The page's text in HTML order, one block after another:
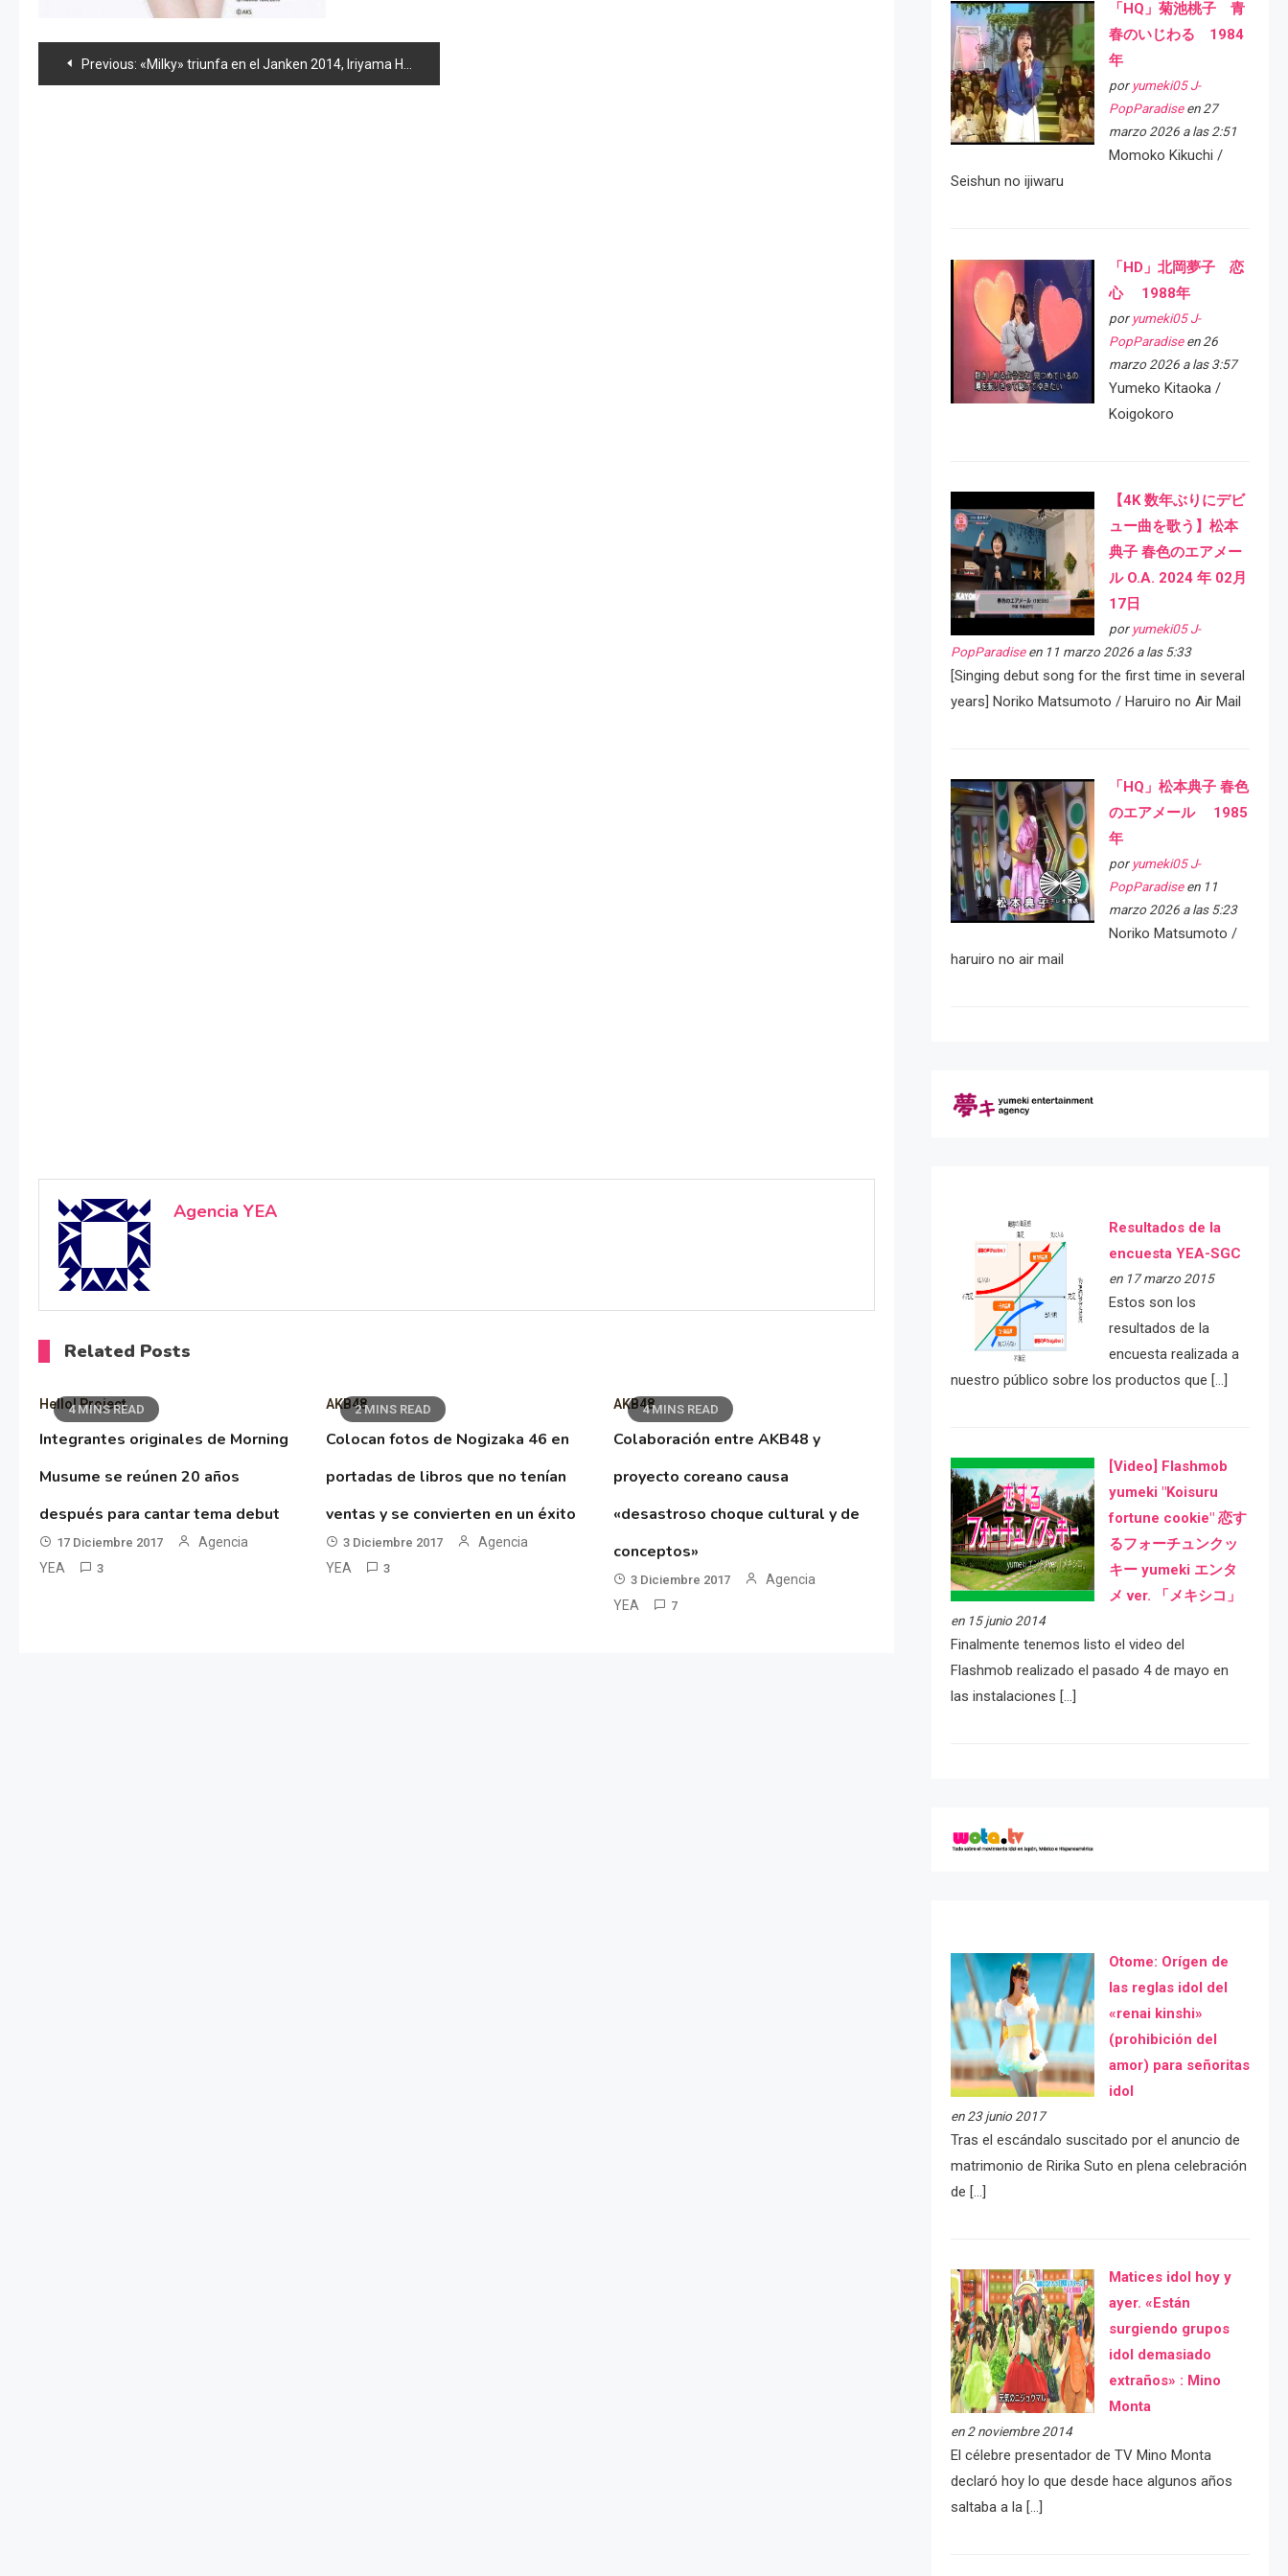
Navegación
Previous: «Milky» triunfa en el Janken 2014, Iriyama Hostess y news 48
Agencia YEA
Related Posts
4 MINS READ
Hello! Project
Integrantes originales de Morning
Musume se reúnen 20 años
después para cantar tema debut
17 Diciembre 2017
Agencia
YEA
3
2 MINS READ
AKB48
Colocan fotos de Nogizaka 46 en
portadas de libros que no tenían
ventas y se convierten en un éxito
3 Diciembre 2017
Agencia
YEA
3
4 MINS READ
AKB48
Colaboración entre AKB48 y
proyecto coreano causa
«desastroso choque cultural y de
conceptos»
3 Diciembre 2017
Agencia
YEA
7
「HQ」菊池桃子 青
春のいじわる 1984
年
por yumeki05 J-
PopParadiseen 27
marzo 2026 a las 2:51
Momoko Kikuchi /
Seishun no ijiwaru
「HD」北岡夢子 恋
心 1988年
por yumeki05 J-
PopParadiseen 26
marzo 2026 a las 3:57
Yumeko Kitaoka /
Koigokoro
【4K 数年ぶりにデビ
ュー曲を歌う】松本
典子 春色のエアメー
ル O.A. 2024 年 02月
17日
por yumeki05 J-
PopParadiseen 11 marzo 2026 a las 5:33
[Singing debut song for the first time in several
years] Noriko Matsumoto / Haruiro no Air Mail
「HQ」松本典子 春色
のエアメール 1985
年
por yumeki05 J-
PopParadiseen 11
marzo 2026 a las 5:23
Noriko Matsumoto /
haruiro no air mail
Resultados de la
encuesta YEA-SGC
en 17 marzo 2015
Estos son los
resultados de la
encuesta realizada a
nuestro público sobre los productos que […]
[Video] Flashmob
yumeki "Koisuru
fortune cookie" 恋す
るフォーチュンクッ
キー yumeki エンタ
メ ver. 「メキシコ」
en 15 junio 2014
Finalmente tenemos listo el video del
Flashmob realizado el pasado 4 de mayo en
las instalaciones […]
Otome: Orígen de
las reglas idol del
«renai kinshi»
(prohibición del
amor) para señoritas
idol
en 23 junio 2017
Tras el escándalo suscitado por el anuncio de
matrimonio de Ririka Suto en plena celebración
de […]
Matices idol hoy y
ayer. «Están
surgiendo grupos
idol demasiado
extraños» : Mino
Monta
en 2 noviembre 2014
El célebre presentador de TV Mino Monta
declaró hoy lo que desde hace algunos años
saltaba a la […]